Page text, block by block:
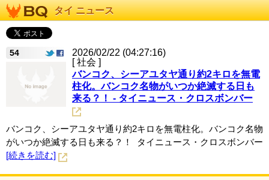
タイ ニュース
54
2026/02/22 (04:27:16)
[ 社会 ]
バンコク、シーアユタヤ通り約2キロを無電
柱化。バンコク名物がいつか絶滅する日も
来る？！ - タイニュース・クロスボンバー
バンコク、シーアユタヤ通り約2キロを無電柱化。バンコク名物
がいつか絶滅する日も来る？！ タイニュース・クロスボンバー
[続きを読む]